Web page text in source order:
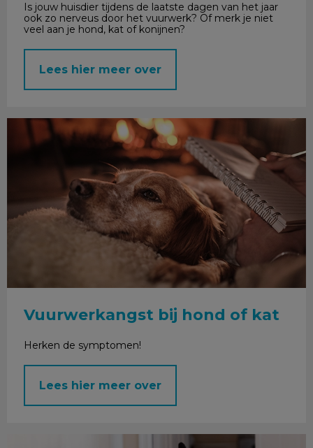
Is jouw huisdier tijdens de laatste dagen van het jaar
ook zo nerveus door het vuurwerk? Of merk je niet
veel aan je hond, kat of konijnen?
Lees hier meer over
Vuurwerkangst bij hond of kat
Vuurwerkangst bij hond of kat
Herken de symptomen!
Lees hier meer over
Zorg voor je senior hond of kat